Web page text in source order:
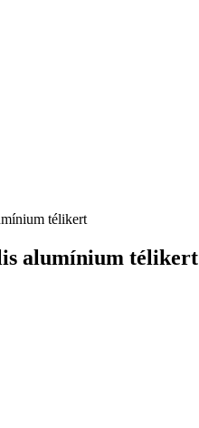
télikert
alumínium télikert